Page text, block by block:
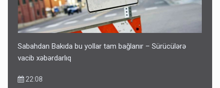
Sabahdan Bakıda bu yollar tam bağlanır – Sürücülərə
vacib xəbərdarlıq
22:08